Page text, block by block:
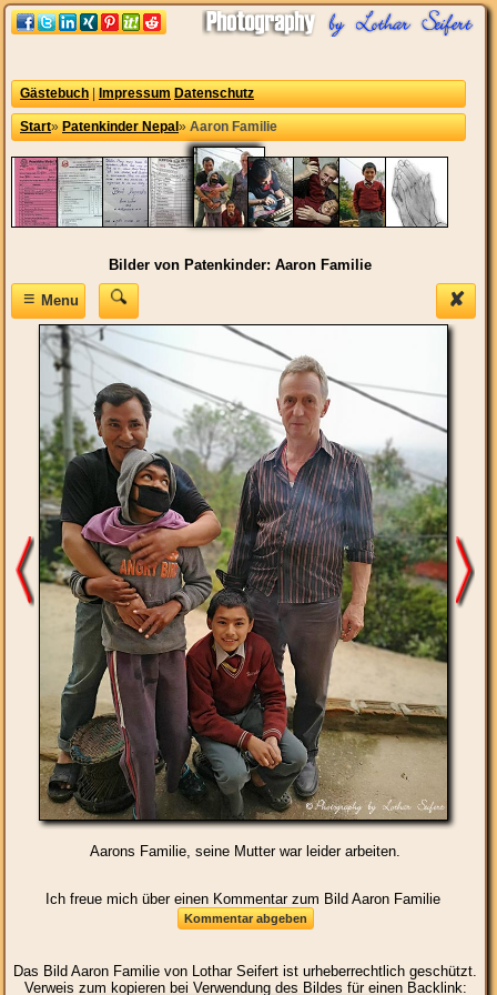
Gästebuch Impressum Datenschutz
Start» Patenkinder Nepal » Aaron Familie
Bilder von Patenkinder: Aaron Familie
✘
≡Menu
Aarons Familie, seine Mutter war leider arbeiten.
Ich freue mich über einen Kommentar zum Bild Aaron Familie
Das Bild Aaron Familie von Lothar Seifert ist urheberrechtlich geschützt.
Verweis zum kopieren bei Verwendung des Bildes für einen Backlink: